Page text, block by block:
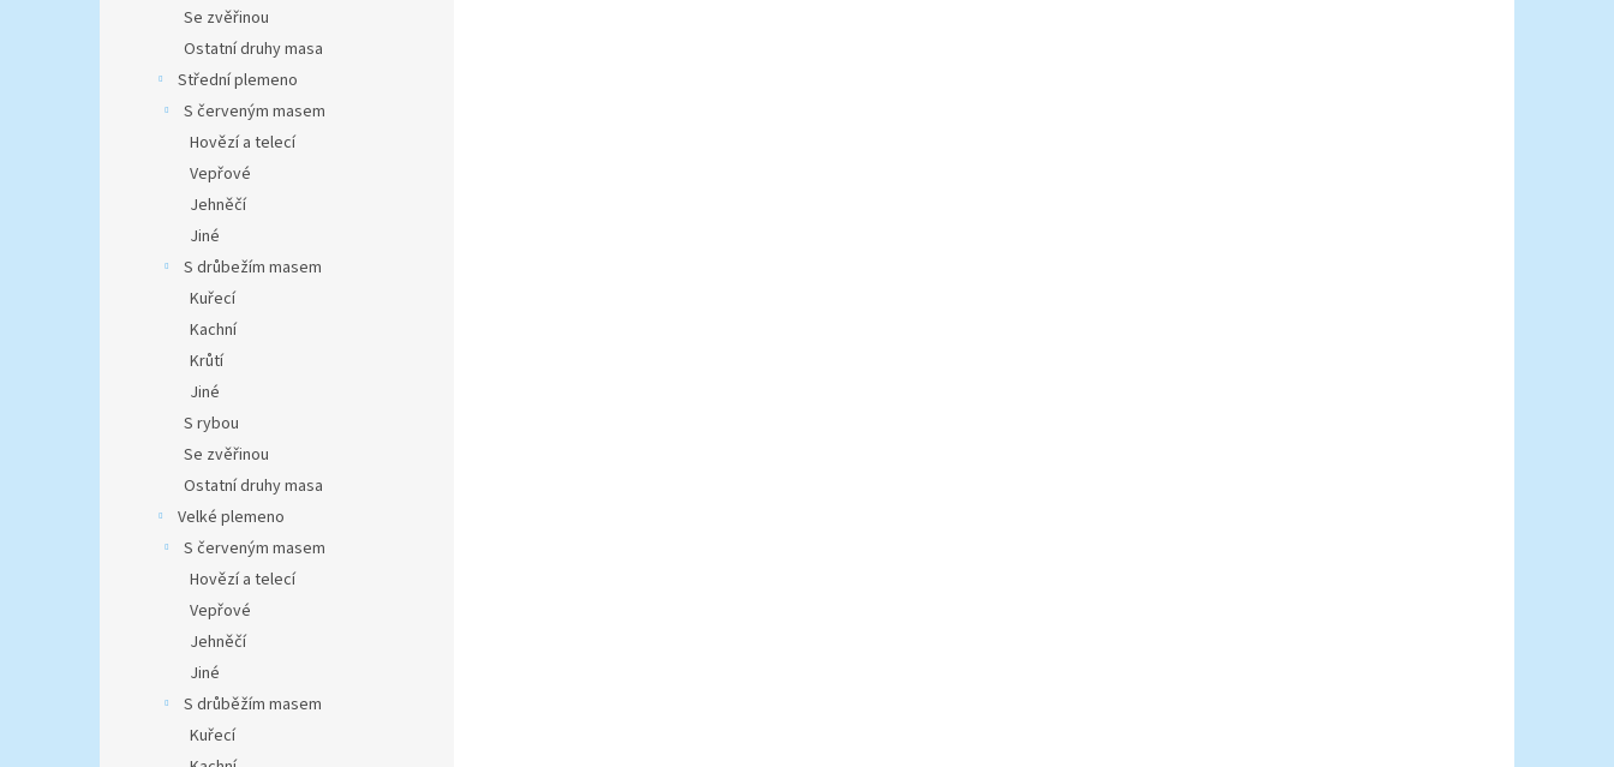
Se zvěřinou
Ostatní druhy masa
Střední plemeno
S červeným masem
Hovězí a telecí
Vepřové
Jehněčí
Jiné
S drůbežím masem
Kuřecí
Kachní
Krůtí
Jiné
S rybou
Se zvěřinou
Ostatní druhy masa
Velké plemeno
S červeným masem
Hovězí a telecí
Vepřové
Jehněčí
Jiné
S drůběžím masem
Kuřecí